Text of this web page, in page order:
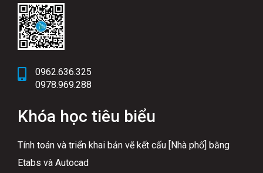
0962.636.325
0978.969.288
Khóa học tiêu biểu
Tính toán và triển khai bản vẽ kết cấu [Nhà phố] bằng
Etabs và Autocad